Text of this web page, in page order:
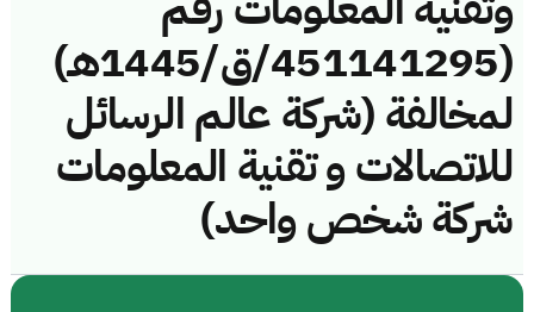
(451141295/ق/1445هـ)
لمخالفة (شركة عالم الرسائل
للاتصالات و تقنية المعلومات
شركة شخص واحد)